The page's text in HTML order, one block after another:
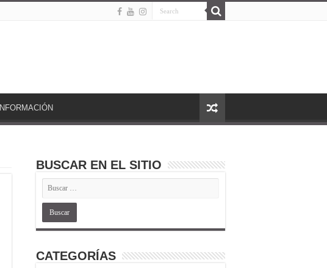
INFORMACIÓN
BUSCAR EN EL SITIO
CATEGORÍAS